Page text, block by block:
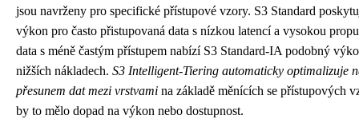
jsou navrženy pro specifické přístupové vzory. S3 Standard
výkon pro často přistupovaná data s nízkou latencí a vysokou
data s méně častým přístupem nabízí S3 Standard-IA podobný
nižších nákladech. S3 Intelligent-Tiering automaticky optimalizuje
přesunem dat mezi vrstvami na základě měnících se přístupových
by to mělo dopad na výkon nebo dostupnost.